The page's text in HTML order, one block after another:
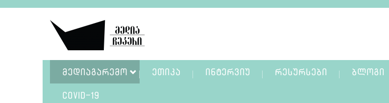
ᲛᲔᲓᲘᲐᲒᲐᲠᲔᲛᲝ ᲔᲗᲘᲙᲐ ᲘᲜᲢᲔᲠᲕᲘᲣ ᲠᲔᲡᲣᲠᲡᲔᲑᲘ ᲑᲚᲝᲒᲘ
COVID-19